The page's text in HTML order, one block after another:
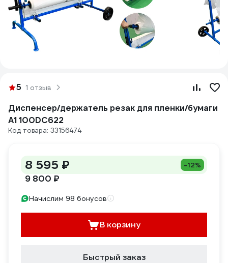
5 1 отзыв
Диспенсер/держатель резак для пленки/бумаги
A1 100DC622
Код товара: 33156474
8 595 ₽ -12%
9 800 ₽
Начислим 98 бонусов
В корзину
Быстрый заказ